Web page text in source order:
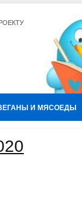
И МЯСОЕДЫ